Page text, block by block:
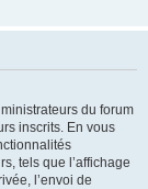
du forum
inscrits. En vous
tels que l’affichage
l’envoi de